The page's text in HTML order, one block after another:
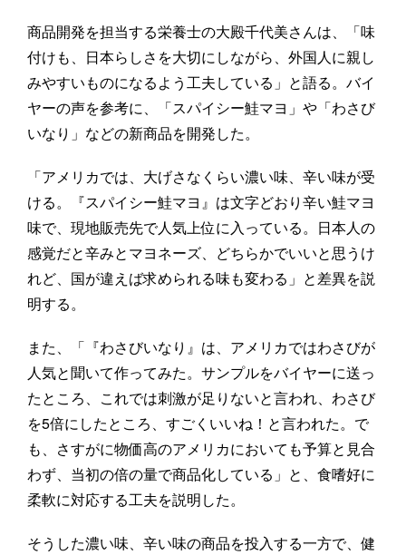
商品開発を担当する栄養士の大殿千代美さんは、「味
付けも、日本らしさを大切にしながら、外国人に親し
みやすいものになるよう工夫している」と語る。バイ
ヤーの声を参考に、「スパイシー鮭マヨ」や「わさび
いなり」などの新商品を開発した。
「アメリカでは、大げさなくらい濃い味、辛い味が受
ける。『スパイシー鮭マヨ』は文字どおり辛い鮭マヨ
味で、現地販売先で人気上位に入っている。日本人の
感覚だと辛みとマヨネーズ、どちらかでいいと思うけ
れど、国が違えば求められる味も変わる」と差異を説
明する。
また、「『わさびいなり』は、アメリカではわさびが
人気と聞いて作ってみた。サンプルをバイヤーに送っ
たところ、これでは刺激が足りないと言われ、わさび
を5倍にしたところ、すごくいいね！と言われた。で
も、さすがに物価高のアメリカにおいても予算と見合
わず、当初の倍の量で商品化している」と、食嗜好に
柔軟に対応する工夫を説明した。
そうした濃い味、辛い味の商品を投入する一方で、健